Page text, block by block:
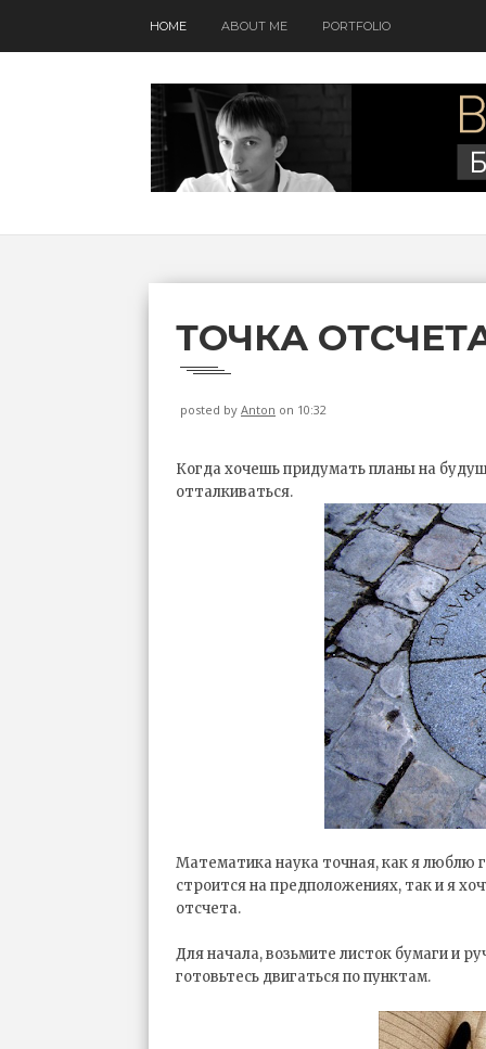
HOME ABOUT ME PORTFOLIO
ТОЧКА
posted by Anton on 10:32
Когда хочешь придумать планы на
отталкиваться.
Математика наука точная, как я люблю
строится на предположениях, так и я
отсчета.
Для начала, возьмите листок бумаги и
готовьтесь двигаться по пунктам.